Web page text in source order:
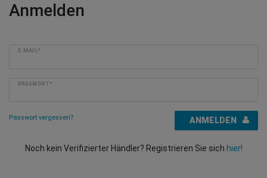
Anmelden
E-MAIL*
PASSWORT*
Passwort vergessen? ANMELDEN
Noch kein Verifizierter Händler? Registrieren Sie sich hier!